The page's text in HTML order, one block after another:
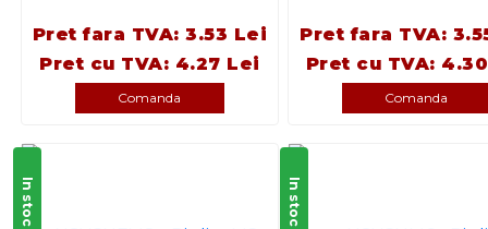
Pret fara TVA: 3.53 Lei
Pret cu TVA: 4.27 Lei
Comanda
Pret fara TVA:
Pret cu TVA:
Comanda
In stoc In stoc